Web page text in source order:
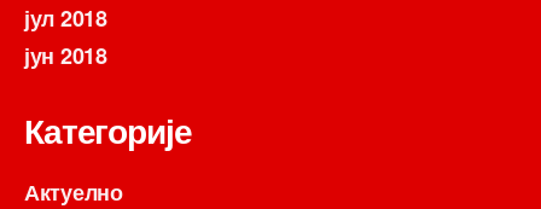
јул 2018
јун 2018
Категорије
Актуелно